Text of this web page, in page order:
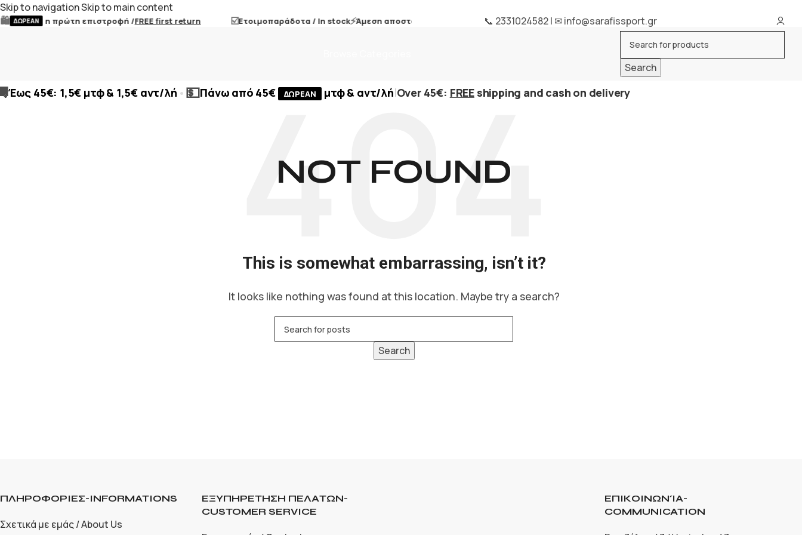
Skip to navigationSkip to main content
ΔΩΡΕΑΝ η πρώτη επιστροφή / FREE first return ☑️Ετοιμοπαράδοτα / In stock⚡Άμεση αποστολή / Fast Shipping 🛍️ ΔΩΡΕΑΝ η πρώτη επιστροφή /FREE first return
📞 2331024582| ✉ info@sarafissport.gr
Search
Έως 45€: 1,5€ μτφ & 1,5€ αντ/λή •💵Πάνω από 45€ ΔΩΡΕΑΝ μτφ & αντ/λή|Over 45€: FREEshipping and cash on delivery
NOT FOUND
This is somewhat embarrassing, isn’t it?
It looks like nothing was found at this location. Maybe try a search?
Search
ΠΛΗΡΟΦΟΡΙΕΣ-INFORMATIONS
Σχετικά με εμάς / About Us
ΕΞΥΠΗΡΕΤΗΣΗ ΠΕΛΑΤΩΝ-
CUSTOMER SERVICE
ΕΠΙΚΟΙΝΩΝΊΑ-
COMMUNICATION